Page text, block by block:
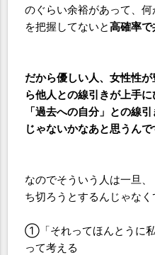
のぐらい余裕があって、
を把握してないと高確率
だから優しい人、女性性
ら他人との線引きが上手
「過去への自分」との線
じゃないかなあと思うんで
なのでそういう人は一旦
ち切ろうとするんじゃなく
①「それってほんとうに私
って考える